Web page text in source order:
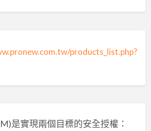
products_list.php?
是實現兩個目標的安全授權：